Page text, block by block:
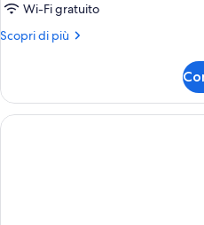
Wi-Fi gratuito
Scopri di più
Altri
familiare